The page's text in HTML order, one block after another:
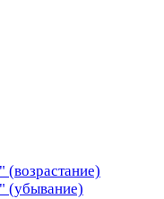
(возрастание)
(убывание)